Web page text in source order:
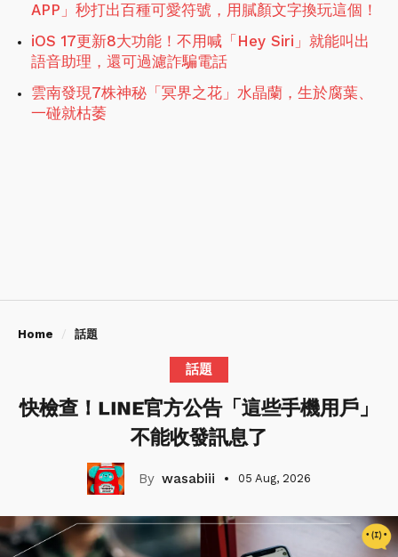
APP」秒打出百種可愛符號，用膩顏文字換玩這個！
iOS 17更新8大功能！不用喊「Hey Siri」就能叫出
語音助理，還可過濾詐騙電話
雲南發現7株神秘「冥界之花」水晶蘭，生於腐葉、
一碰就枯萎
Home 話題
話題
快檢查！LINE官方公告「這些手機用戶」
不能收發訊息了
wasabiii 05 Aug, 2026